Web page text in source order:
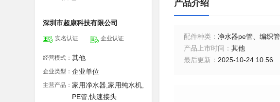
深圳市超康科技有限公司
实名认证 企业认证
经营模式： 其他
企业类型： 企业单位
主营产品： 家用净水器,家用纯水机,
PE管,快速接头
产品介绍
配件种类 ： 净水器pe管、编织管
产品上市时间 ： 其他
最后更新 ： 2025-10-24 10:56